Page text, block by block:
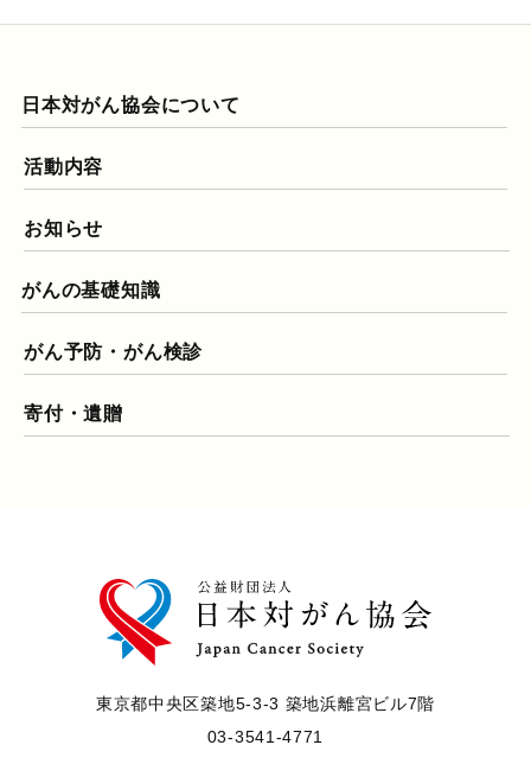
日本対がん協会について
活動内容
お知らせ
がんの基礎知識
がん予防・がん検診
寄付・遺贈
東京都中央区築地5-3-3 築地浜離宮ビル7階
03-3541-4771